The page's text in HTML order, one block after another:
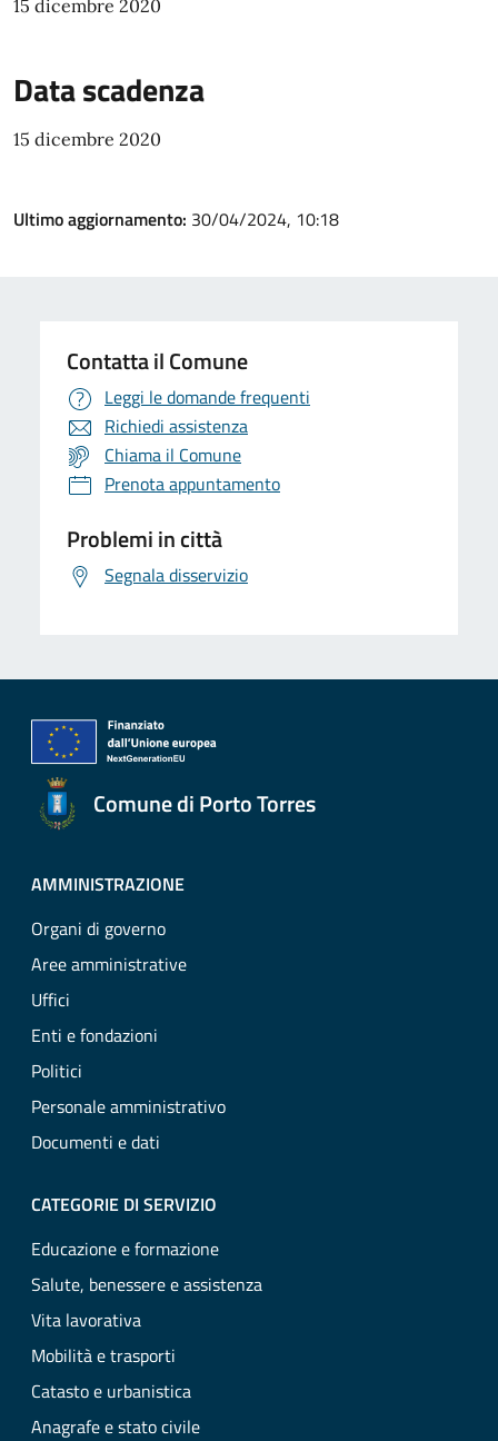
15 dicembre 2020
Data scadenza
15 dicembre 2020
Ultimo aggiornamento: 30/04/2024, 10:18
Contatta il Comune
Leggi le domande frequenti
Richiedi assistenza
Chiama il Comune
Prenota appuntamento
Problemi in città
Segnala disservizio
Comune di Porto Torres
AMMINISTRAZIONE
Organi di governo
Aree amministrative
Uffici
Enti e fondazioni
Politici
Personale amministrativo
Documenti e dati
CATEGORIE DI SERVIZIO
Educazione e formazione
Salute, benessere e assistenza
Vita lavorativa
Mobilità e trasporti
Catasto e urbanistica
Anagrafe e stato civile